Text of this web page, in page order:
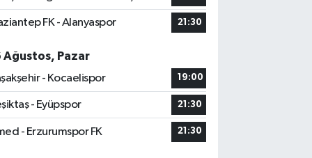
FK - Alanyaspor 21:30
Ağustos, Pazar
- Kocaelispor
19:00
- Eyüpspor 21:30
- Erzurumspor FK 21:30